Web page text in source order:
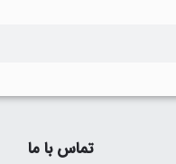
تماس با ما